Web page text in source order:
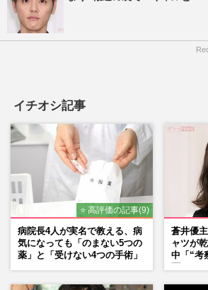
イチオシ記事
⭐ 高評価の記事(9)
病院長4人が実名で教える、病
気になっても「のまない5つの
薬」と「受けない4つの手術」
蒼井優
ャツが
中「“考